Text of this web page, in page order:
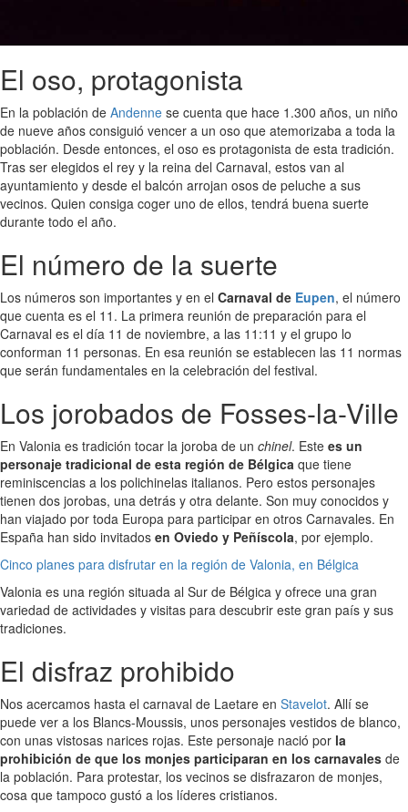
El oso, protagonista
En la población de Andenne se cuenta que hace 1.300 años, un niño
de nueve años consiguió vencer a un oso que atemorizaba a toda la
población. Desde entonces, el oso es protagonista de esta tradición.
Tras ser elegidos el rey y la reina del Carnaval, estos van al
ayuntamiento y desde el balcón arrojan osos de peluche a sus
vecinos. Quien consiga coger uno de ellos, tendrá buena suerte
durante todo el año.
El número de la suerte
Los números son importantes y en el Carnaval de Eupen, el número
que cuenta es el 11. La primera reunión de preparación para el
Carnaval es el día 11 de noviembre, a las 11:11 y el grupo lo
conforman 11 personas. En esa reunión se establecen las 11 normas
que serán fundamentales en la celebración del festival.
Los jorobados de Fosses-la-Ville
En Valonia es tradición tocar la joroba de un chinel. Este es un
personaje tradicional de esta región de Bélgica que tiene
reminiscencias a los polichinelas italianos. Pero estos personajes
tienen dos jorobas, una detrás y otra delante. Son muy conocidos y
han viajado por toda Europa para participar en otros Carnavales. En
España han sido invitados en Oviedo y Peñíscola, por ejemplo.
Cinco planes para disfrutar en la región de Valonia, en Bélgica
Valonia es una región situada al Sur de Bélgica y ofrece una gran
variedad de actividades y visitas para descubrir este gran país y sus
tradiciones.
El disfraz prohibido
Nos acercamos hasta el carnaval de Laetare en Stavelot. Allí se
puede ver a los Blancs-Moussis, unos personajes vestidos de blanco,
con unas vistosas narices rojas. Este personaje nació por la
prohibición de que los monjes participaran en los carnavales de
la población. Para protestar, los vecinos se disfrazaron de monjes,
cosa que tampoco gustó a los líderes cristianos.